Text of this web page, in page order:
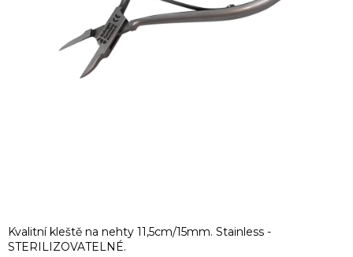
Kvalitní kleště na nehty 11,5cm/15mm. Stainless -
STERILIZOVATELNÉ.